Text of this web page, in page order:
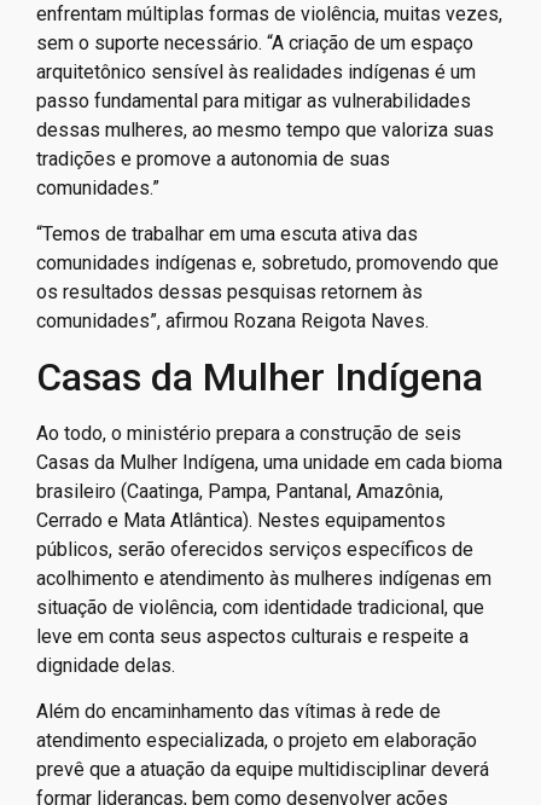
enfrentam múltiplas formas de violência, muitas vezes,
sem o suporte necessário. “A criação de um espaço
arquitetônico sensível às realidades indígenas é um
passo fundamental para mitigar as vulnerabilidades
dessas mulheres, ao mesmo tempo que valoriza suas
tradições e promove a autonomia de suas
comunidades.”
“Temos de trabalhar em uma escuta ativa das
comunidades indígenas e, sobretudo, promovendo que
os resultados dessas pesquisas retornem às
comunidades”, afirmou Rozana Reigota Naves.
Casas da Mulher Indígena
Ao todo, o ministério prepara a construção de seis
Casas da Mulher Indígena, uma unidade em cada bioma
brasileiro (Caatinga, Pampa, Pantanal, Amazônia,
Cerrado e Mata Atlântica). Nestes equipamentos
públicos, serão oferecidos serviços específicos de
acolhimento e atendimento às mulheres indígenas em
situação de violência, com identidade tradicional, que
leve em conta seus aspectos culturais e respeite a
dignidade delas.
Além do encaminhamento das vítimas à rede de
atendimento especializada, o projeto em elaboração
prevê que a atuação da equipe multidisciplinar deverá
formar lideranças, bem como desenvolver ações